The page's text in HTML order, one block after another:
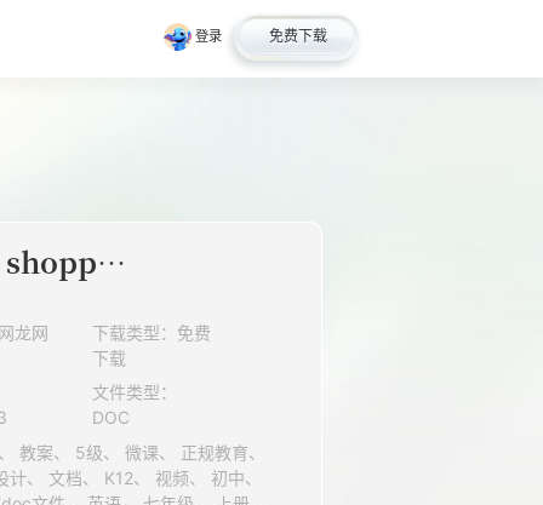
登录 免费下载
Task: Let's go shopping!…
龙网
下载类型：免费
下载
文件类型：
DOC